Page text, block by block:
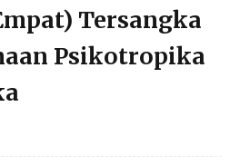
Tersangka
Psikotropika